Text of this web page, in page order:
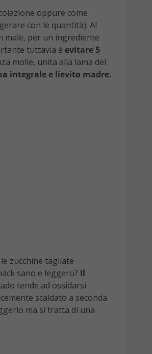
oppure come
con le quantità). Al
male, per un ingrediente
tuttavia è evitare 5
molle, unita alla lama del
integrale e lievito madre,
zucchine tagliate
sano e leggero? Il
tende ad ossidarsi
scaldato a seconda
ma si tratta di una